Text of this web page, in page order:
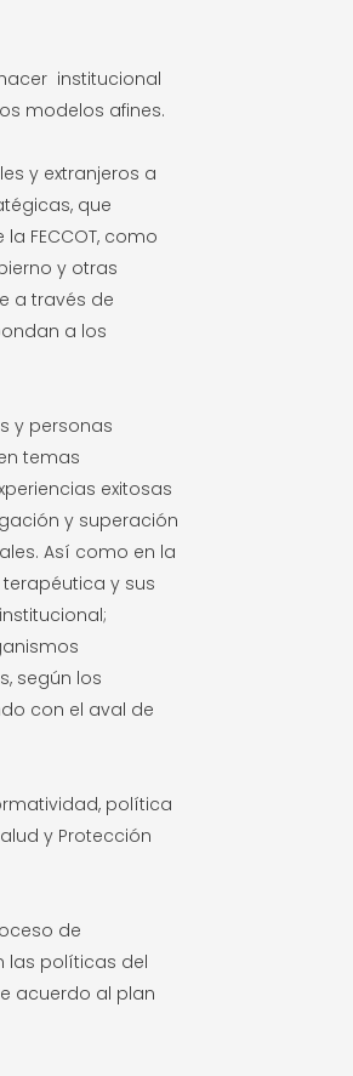
institucional
modelos afines.
y extranjeros a
que
FECCOT, como
y otras
a través de
a los
y personas
temas
exitosas
y superación
Así como en la
y sus
según los
con el aval de
política
y Protección
de
las políticas del
acuerdo al plan